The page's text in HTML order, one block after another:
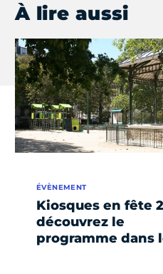
À lire aussi
Kiosques en fête
découvrez le
programme dans
ÉVÈNEMENT